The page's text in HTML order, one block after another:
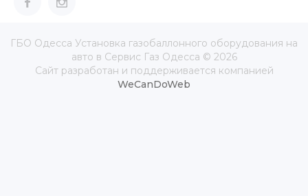
ГБО Одесса Установка газобаллонного оборудования на
авто в Сервис Газ Одесса © 2026
Сайт разработан и поддерживается компанией
WeCanDoWeb